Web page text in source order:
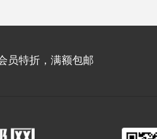
员特折，满额包邮